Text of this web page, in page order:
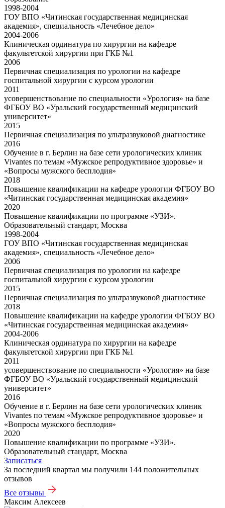
1998-2004
ГОУ ВПО «Читинская государственная медицинская
академия», специальность «Лечебное дело»
2004-2006
Клиническая ординатура по хирургии на кафедре
факультетской хирургии при ГКБ №1
2006
Первичная специализация по урологии на кафедре
госпитальной хирургии с курсом урологии
2011
усовершенствование по специальности «Урология» на базе
ФГБОУ ВО «Уральский государственный медицинский
университет»
2015
Первичная специализация по ультразвуковой диагностике
2016
Обучение в г. Берлин на базе сети урологических клиник
Vivantes по темам «Мужское репродуктивное здоровье» и
«Вопросы мужского бесплодия»
2018
Повышение квалификации на кафедре урологии ФГБОУ ВО
«Читинская государственная медицинская академия»
2020
Повышение квалификации по программе «УЗИ».
Образовательный стандарт, Москва
1998-2004
ГОУ ВПО «Читинская государственная медицинская
академия», специальность «Лечебное дело»
2006
Первичная специализация по урологии на кафедре
госпитальной хирургии с курсом урологии
2015
Первичная специализация по ультразвуковой диагностике
2018
Повышение квалификации на кафедре урологии ФГБОУ ВО
«Читинская государственная медицинская академия»
2004-2006
Клиническая ординатура по хирургии на кафедре
факультетской хирургии при ГКБ №1
2011
усовершенствование по специальности «Урология» на базе
ФГБОУ ВО «Уральский государственный медицинский
университет»
2016
Обучение в г. Берлин на базе сети урологических клиник
Vivantes по темам «Мужское репродуктивное здоровье» и
«Вопросы мужского бесплодия»
2020
Повышение квалификации по программе «УЗИ».
Образовательный стандарт, Москва
Записаться
За последний квартал мы получили 144 положительных
отзывов
Все отзывы
Максим Алексеев